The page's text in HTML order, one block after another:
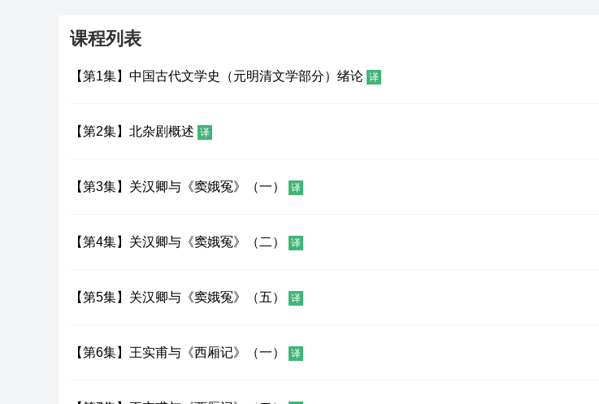
课程列表
【第1集】中国古代文学史（元明清文学部分）绪论 译
【第2集】北杂剧概述 译
【第3集】关汉卿与《窦娥冤》（一） 译
【第4集】关汉卿与《窦娥冤》（二） 译
【第5集】关汉卿与《窦娥冤》（五） 译
【第6集】王实甫与《西厢记》（一） 译